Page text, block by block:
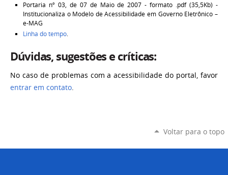
Portaria nº 03, de 07 de Maio de 2007 - formato .pdf (35,5Kb) -
Institucionaliza o Modelo de Acessibilidade em Governo Eletrônico –
e-MAG
Linha do tempo.
Dúvidas, sugestões e críticas:
No caso de problemas com a acessibilidade do portal, favor
entrar em contato.
Voltar para o topo